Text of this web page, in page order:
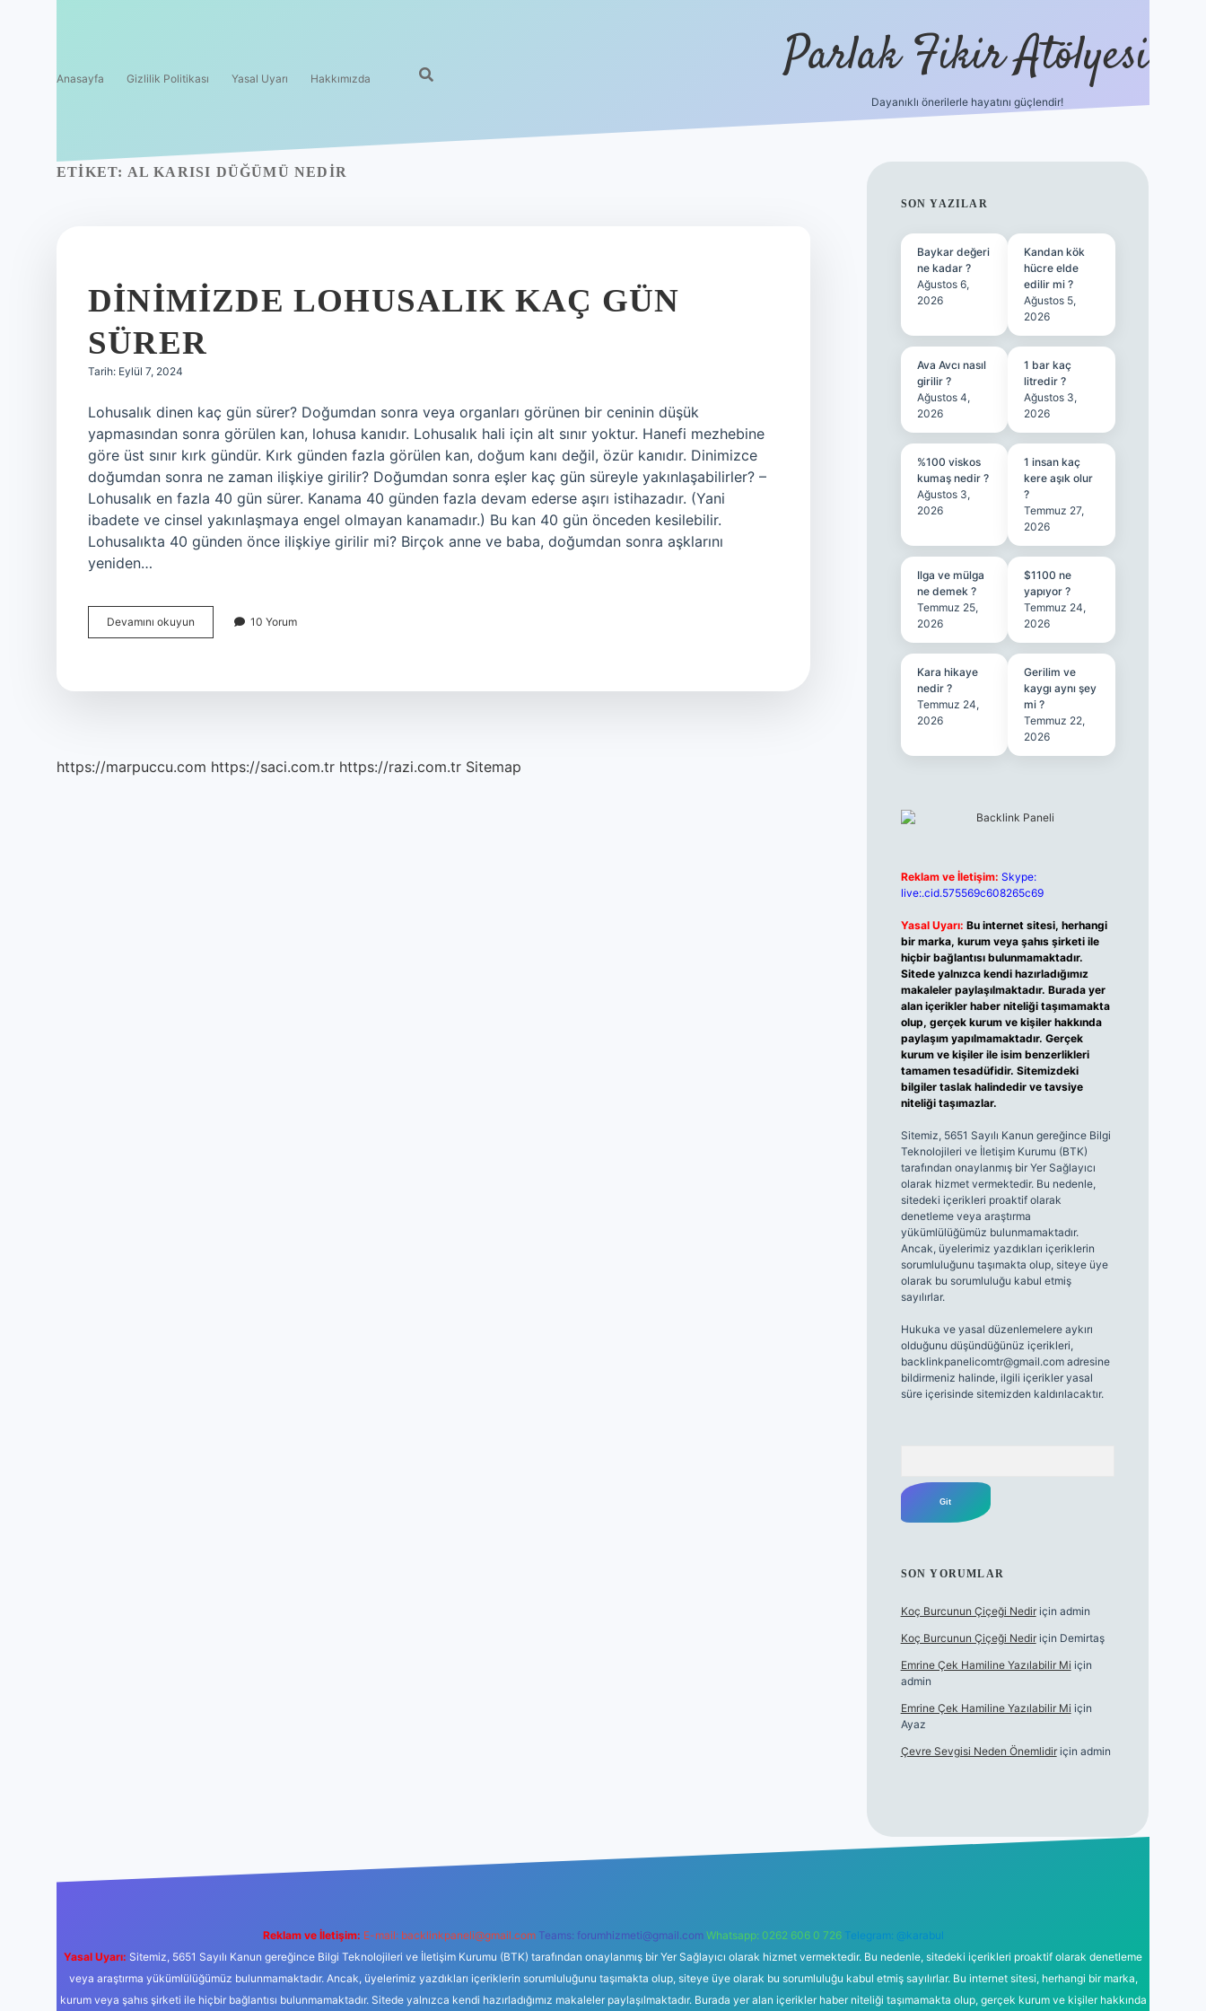
Anasayfa Gizlilik Politikası Yasal Uyarı Hakkımızda Parlak Fikir Atölyesi
Dayanıklı önerilerle hayatını güçlendir!
ETIKET: AL KARISI DÜĞÜMÜ NEDIR
DINIMIZDE LOHUSALIK KAÇ GÜN
SÜRER
Tarih: Eylül 7, 2024
Lohusalık dinen kaç gün sürer? Doğumdan sonra veya organları görünen bir ceninin düşük
yapmasından sonra görülen kan, lohusa kanıdır. Lohusalık hali için alt sınır yoktur. Hanefi mezhebine
göre üst sınır kırk gündür. Kırk günden fazla görülen kan, doğum kanı değil, özür kanıdır. Dinimizce
doğumdan sonra ne zaman ilişkiye girilir? Doğumdan sonra eşler kaç gün süreyle yakınlaşabilirler? –
Lohusalık en fazla 40 gün sürer. Kanama 40 günden fazla devam ederse aşırı istihazadır. (Yani
ibadete ve cinsel yakınlaşmaya engel olmayan kanamadır.) Bu kan 40 gün önceden kesilebilir.
Lohusalıkta 40 günden önce ilişkiye girilir mi? Birçok anne ve baba, doğumdan sonra aşklarını
yeniden…
Devamını okuyun Dinimizde
Lohusalık
10 Yorum
https://marpuccu.com https://saci.com.tr https://razi.com.tr Sitemap
SIDEBAR
SON YAZILAR
Baykar değeri
ne kadar ?
Ağustos 6,
2026
Kandan kök
hücre elde
edilir mi ?
Ağustos 5,
2026
Ava Avcı nasıl
girilir ?
Ağustos 4,
2026
1 bar kaç
litredir ?
Ağustos 3,
2026
%100 viskos
kumaş nedir ?
Ağustos 3,
2026
1 insan kaç
kere aşık olur
?
Temmuz 27,
2026
Ilga ve mülga
ne demek ?
Temmuz 25,
2026
$1100 ne
yapıyor ?
Temmuz 24,
2026
Kara hikaye
nedir ?
Temmuz 24,
2026
Gerilim ve
kaygı aynı şey
mi ?
Temmuz 22,
2026
Reklam ve İletişim: Skype:
live:.cid.575569c608265c69
Yasal Uyarı: Bu internet sitesi, herhangi
bir marka, kurum veya şahıs şirketi ile
hiçbir bağlantısı bulunmamaktadır.
Sitede yalnızca kendi hazırladığımız
makaleler paylaşılmaktadır. Burada yer
alan içerikler haber niteliği taşımamakta
olup, gerçek kurum ve kişiler hakkında
paylaşım yapılmamaktadır. Gerçek
kurum ve kişiler ile isim benzerlikleri
tamamen tesadüfidir. Sitemizdeki
bilgiler taslak halindedir ve tavsiye
niteliği taşımazlar.
Sitemiz, 5651 Sayılı Kanun gereğince Bilgi
Teknolojileri ve İletişim Kurumu (BTK)
tarafından onaylanmış bir Yer Sağlayıcı
olarak hizmet vermektedir. Bu nedenle,
sitedeki içerikleri proaktif olarak
denetleme veya araştırma
yükümlülüğümüz bulunmamaktadır.
Ancak, üyelerimiz yazdıkları içeriklerin
sorumluluğunu taşımakta olup, siteye üye
olarak bu sorumluluğu kabul etmiş
sayılırlar.
Hukuka ve yasal düzenlemelere aykırı
olduğunu düşündüğünüz içerikleri,
backlinkpanelicomtr@gmail.comadresine
bildirmeniz halinde, ilgili içerikler yasal
süre içerisinde sitemizden kaldırılacaktır.
SON YORUMLAR
Koç Burcunun Çiçeği Nediriçin admin
Koç Burcunun Çiçeği Nediriçin Demirtaş
Emrine Çek Hamiline Yazılabilir Mi için
admin
Emrine Çek Hamiline Yazılabilir Mi için
Ayaz
Çevre Sevgisi Neden Önemlidiriçin admin
ilbet
Reklam ve İletişim: E-mail: backlinkpaneli@gmail.com Teams: forumhizmeti@gmail.com Whatsapp: 0262 606 0 726 Telegram: @karabul
Yasal Uyarı: Sitemiz, 5651 Sayılı Kanun gereğince Bilgi Teknolojileri ve İletişim Kurumu (BTK) tarafından onaylanmış bir Yer Sağlayıcı olarak hizmet vermektedir. Bu nedenle, sitedeki içerikleri proaktif olarak denetleme
veya araştırma yükümlülüğümüz bulunmamaktadır. Ancak, üyelerimiz yazdıkları içeriklerin sorumluluğunu taşımakta olup, siteye üye olarak bu sorumluluğu kabul etmiş sayılırlar. Bu internet sitesi, herhangi bir marka,
kurum veya şahıs şirketi ile hiçbir bağlantısı bulunmamaktadır. Sitede yalnızca kendi hazırladığımız makaleler paylaşılmaktadır. Burada yer alan içerikler haber niteliği taşımamakta olup, gerçek kurum ve kişiler hakkında